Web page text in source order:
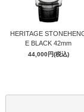
HERITAGE
E BLACK 42mm
44,000円(税込)